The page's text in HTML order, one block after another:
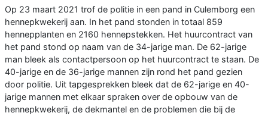
Op 23 maart 2021 trof de politie in een pand in Culemborg een
hennepkwekerij aan. In het pand stonden in totaal 859
hennepplanten en 2160 hennepstekken. Het huurcontract van
het pand stond op naam van de 34-jarige man. De 62-jarige
man bleek als contactpersoon op het huurcontract te staan. De
40-jarige en de 36-jarige mannen zijn rond het pand gezien
door politie. Uit tapgesprekken bleek dat de 62-jarige en 40-
jarige mannen met elkaar spraken over de opbouw van de
hennepkwekerij, de dekmantel en de problemen die bij de